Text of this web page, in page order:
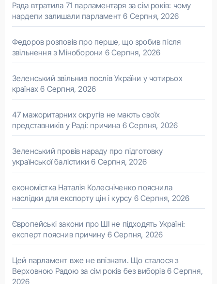
Рада втратила 71 парламентаря за сім років: чому
нардепи залишали парламент 6 Серпня, 2026
Федоров розповів про перше, що зробив після
звільнення з Міноборони 6 Серпня, 2026
Зеленський звільнив послів України у чотирьох
країнах 6 Серпня, 2026
47 мажоритарних округів не мають своїх
представників у Раді: причина 6 Серпня, 2026
Зеленський провів нараду про підготовку
української балістики 6 Серпня, 2026
економістка Наталія Колесніченко пояснила
наслідки для експорту цін і курсу 6 Серпня, 2026
Європейські закони про ШІ не підходять Україні:
експерт пояснив причину 6 Серпня, 2026
Цей парламент вже не впізнати. Що сталося з
Верховною Радою за сім років без виборів 6 Серпня,
2026